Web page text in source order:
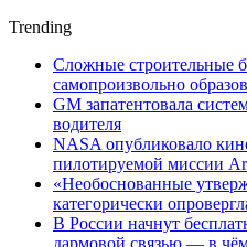
Trending
Сложные строительные
самопроизвольно
GM запатентовала
водителя
NASA опубликовало
пилотируемой миссии
«Необоснованные
категорически
В России начнут
дармовой связью — в